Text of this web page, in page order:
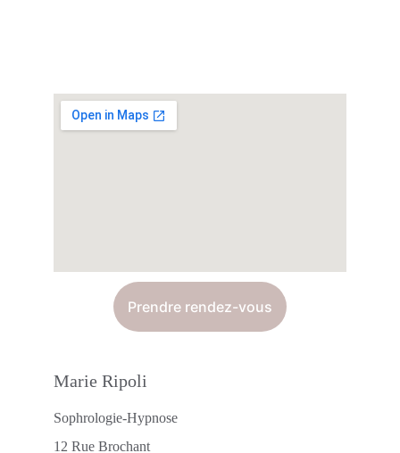
Prendre rendez-vous
Marie Ripoli
Sophrologie-Hypnose
12 Rue Brochant